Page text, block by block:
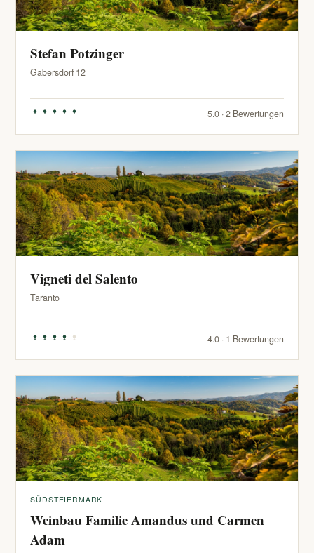
Stefan Potzinger
Gabersdorf 12
5.0 · 2 Bewertungen
Vigneti del Salento
Taranto
4.0 · 1 Bewertungen
SÜDSTEIERMARK
Weinbau Familie Amandus und Carmen
Adam